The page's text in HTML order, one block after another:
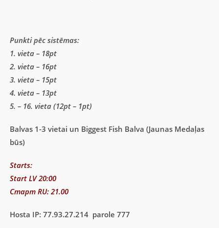
Punkti pēc sistēmas:
1. vieta – 18pt
2. vieta – 16pt
3. vieta – 15pt
4. vieta – 13pt
5. – 16. vieta (12pt – 1pt)
Balvas 1-3 vietai un Biggest Fish Balva (Jaunas Medaļas
būs)
Starts:
Start LV 20:00
Старт RU: 21.00
Hosta IP: 77.93.27.214 parole 777